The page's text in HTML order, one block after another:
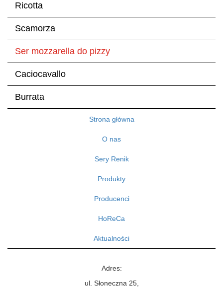
Ricotta
Scamorza
Ser mozzarella do pizzy
Caciocavallo
Burrata
Strona główna
O nas
Sery Renik
Produkty
Producenci
HoReCa
Aktualności
Adres:
ul. Słoneczna 25,